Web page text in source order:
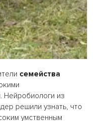
семейства
Нейробиологи из
решили узнать, что
умственным